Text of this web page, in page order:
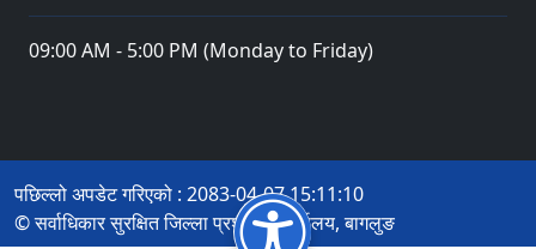
09:00 AM - 5:00 PM (Monday to Friday)
पछिल्लो अपडेट गरिएको : 2083-04-07 15:11:10
© सर्वाधिकार सुरक्षित जिल्ला प्रशासन कार्यालय, बागलुङ